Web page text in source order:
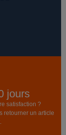
jours
satisfaction ?
retourner un article